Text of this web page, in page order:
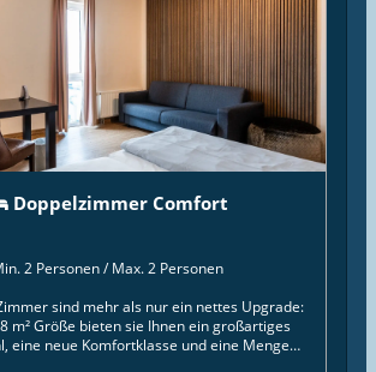
Doppelzimmer Comfort
2 Personen/ Max. 2 Personen
sind mehr als nur ein nettes Upgrade:
m² Größe bieten sie Ihnen ein großartiges
eine neue Komfortklasse und eine Menge